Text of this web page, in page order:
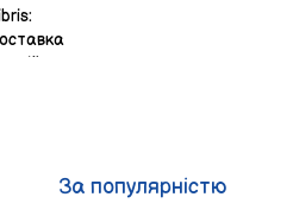
За популярністю